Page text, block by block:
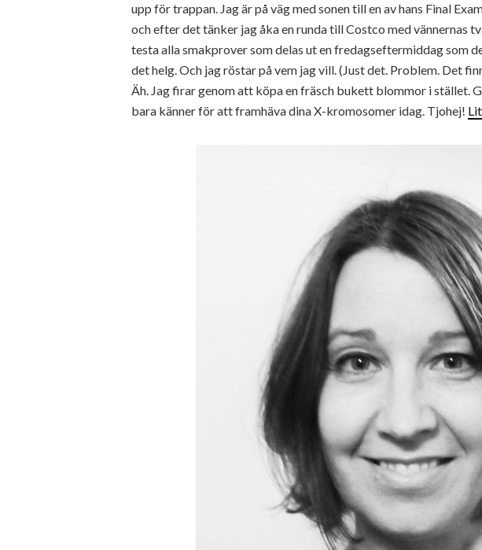
upp för trappan. Jag är på väg med sonen till en av hans Final
och efter det tänker jag åka en runda till Costco med vännernas
testa alla smakprover som delas ut en fredagseftermiddag som
det helg. Och jag röstar på vem jag vill. (Just det. Problem. Det
Äh. Jag firar genom att köpa en fräsch bukett blommor i stället.
bara känner för att framhäva dina X-kromosomer idag. Tjohej!